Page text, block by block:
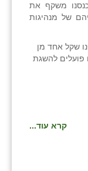
משקף את
של מנהיגות
שקל אחד מן
פועלים להשגת
קרא עוד...